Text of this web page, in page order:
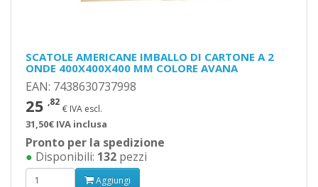
SCATOLE AMERICANE IMBALLO DI CARTONE A 2
ONDE 400X400X400 MM COLORE AVANA
EAN: 7438630737998
25 ,82
€ IVA escl.
31,50€ IVA inclusa
Pronto per la spedizione
● Disponibili: 132 pezzi
Aggiungi